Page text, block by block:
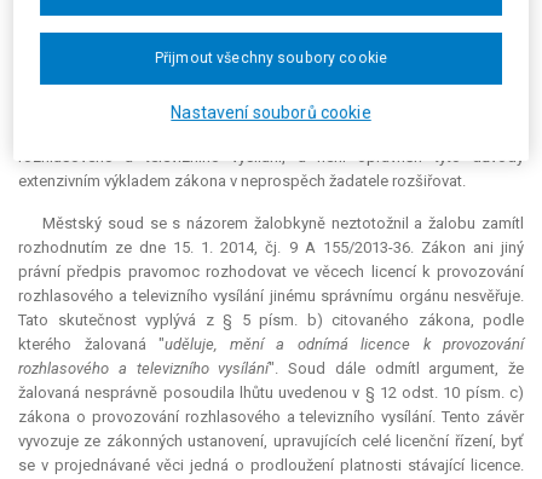
zákonné a kde je v textu tohoto ustanovení výslovně uvedena sankce
odmítnutí žádosti o prodloužení licence. Správnímu orgánu není dána
jakákoliv úvaha či posouzení, zda s ohledem na okolnosti konkrétního
případu je možné odmítnout prodloužení licence, či nikoliv. Správní
orgán tak může činit výhradně a jedině, pokud jsou naplněny důvody
rozhlasového a televizního vysílání, a není oprávněn tyto důvody
extenzivním výkladem zákona v neprospěch žadatele rozšiřovat.
Městský soud se s názorem žalobkyně neztotožnil a žalobu zamítl
rozhodnutím ze dne 15. 1. 2014, čj. 9 A 155/2013-36. Zákon ani jiný
právní předpis pravomoc rozhodovat ve věcech licencí k provozování
rozhlasového a televizního vysílání jinému správnímu orgánu nesvěřuje.
Tato skutečnost vyplývá z § 5 písm. b) citovaného zákona, podle
kterého žalovaná "uděluje, mění a odnímá licence k provozování
rozhlasového a televizního vysílání". Soud dále odmítl argument, že
žalovaná nesprávně posoudila lhůtu uvedenou v § 12 odst. 10 písm. c)
zákona o provozování rozhlasového a televizního vysílání. Tento závěr
vyvozuje ze zákonných ustanovení, upravujících celé licenční řízení, byť
se v projednávané věci jedná o prodloužení platnosti stávající licence.
Nastavení souborů cookie
Přijmout všechny soubory cookie